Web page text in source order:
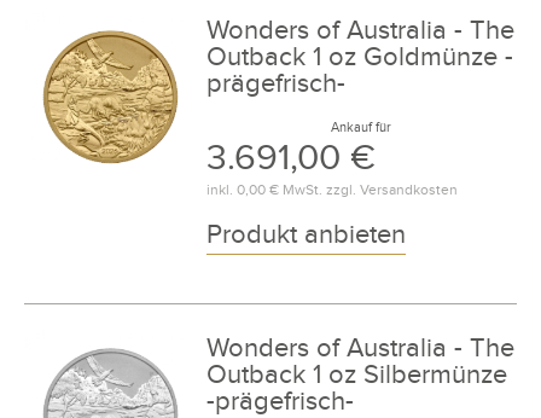
Wonders of Australia - The
Outback 1 oz Goldmünze -
prägefrisch-
Ankauf für
3.691,00 €
inkl. 0,00 €MwSt. zzgl. Versandkosten
Produkt anbieten
Wonders of Australia - The
Outback 1 oz Silbermünze
-prägefrisch-